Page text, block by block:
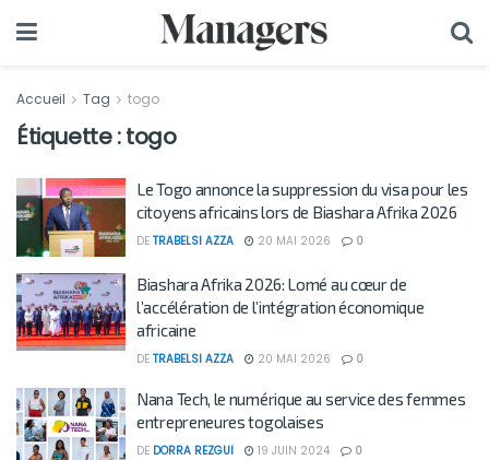
Accueil Tag togo
Étiquette :togo
Le Togo annonce la suppression du visa pour les
citoyens africains lors de Biashara Afrika 2026
DE TRABELSI AZZA 20 MAI 2026 0
Biashara Afrika 2026: Lomé au cœur de
l’accélération de l’intégration économique
africaine
DE TRABELSI AZZA 20 MAI 2026 0
Nana Tech, le numérique au service des femmes
entrepreneures togolaises
DE DORRA REZGUI 19 JUIN 2024 0